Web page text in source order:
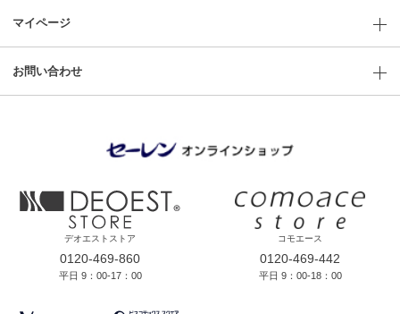
マイページ
お問い合わせ
デオエストストア
0120-469-860
平日 9：00-17：00
コモエース
0120-469-442
平日 9：00-18：00